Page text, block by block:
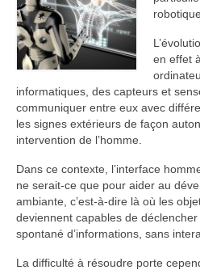
en effet
informatiques, des capteurs et
communiquer entre eux avec
les signes extérieurs de façon
intervention de l’homme.
Dans ce contexte, l’interface
ne serait-ce que pour aider au
ambiante, c’est-à-dire là où les
deviennent capables de
spontané d’informations, sans
La difficulté à résoudre porte